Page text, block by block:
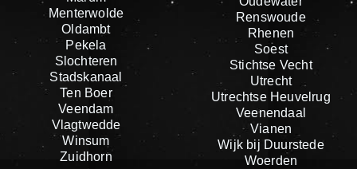
Menterwolde
Oldambt
Pekela
Slochteren
Stadskanaal
Ten Boer
Veendam
Vlagtwedde
Winsum
Zuidhorn
Renswoude
Rhenen
Soest
Stichtse Vecht
Utrecht
Utrechtse Heuvelrug
Veenendaal
Vianen
Wijk bij Duurstede
Woerden